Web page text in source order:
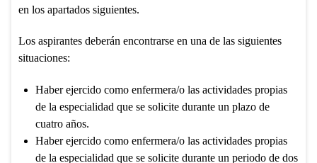
en los apartados siguientes.
Los aspirantes deberán encontrarse en una de las siguientes
situaciones:
Haber ejercido como enfermera/o las actividades propias
de la especialidad que se solicite durante un plazo de
cuatro años.
Haber ejercido como enfermera/o las actividades propias
de la especialidad que se solicite durante un periodo de dos